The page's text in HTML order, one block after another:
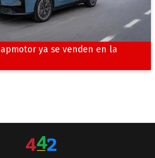
ya se venden en la